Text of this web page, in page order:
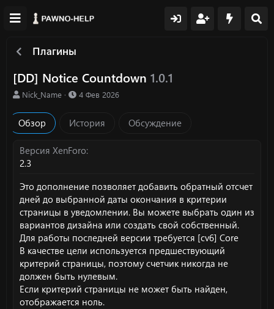
Плагины
[DD] Notice Countdown 1.0.1
А
т
о
Nick_Name
Д
а
о
н
и
я
4 Фев 2026
Обзор История Обсуждение
Версия XenForo
2.3
Это дополнение позволяет добавить обратный отсчет
дней до выбранной даты окончания в критерии
страницы в уведомлении. Вы можете выбрать один из
вариантов дизайна или создать свой собственный.
Для работы последней версии требуется [cv6] Core
В качестве цели используется предшествующий
критерий страницы, поэтому счетчик никогда не
должен быть нулевым.
Если критерий страницы не может быть найден,
отображается ноль.